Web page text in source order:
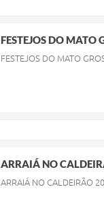
FESTEJOS DO MATO
FESTEJOS DO MATO
ARRAIÁ NO
ARRAIÁ NO CALDEIRÃO